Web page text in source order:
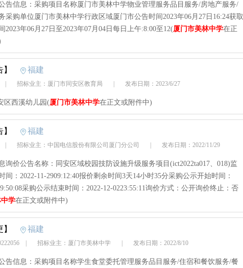
告信息：采购项目名称厦门市美林中学物业管理服务品目服务/房地产服务/
采购单位厦门市美林中学行政区域厦门市公告时间2023年06月27日16:24获取
2023年06月27日至2023年07月04日每日上午:8:00至12(厦门市美林中学在正
福建
招标业主：厦门市同安区教育局 发布日期：2023/6/27
区西溪幼儿园(厦门市美林中学在正文或附件中)
福建
招标业主：中国电信股份有限公司厦门分公司 发布日期：2022/11/29
询价公告名称：同安区域校园技防设施升级服务项目(ict2022ta017、018)监
间：2022-11-2909:12:40报价剩余时间3天14小时35分采购公示开始时间：
采购公示结束时间：2022-12-0223:55:11询价方式：公开询价终止：否
学在正文或附件中)
福建
招标业主：厦门市美林中学 发布日期：2022/8/10
告信息：采购项目名称学生食堂委托管理服务品目服务/住宿和餐饮服务/餐